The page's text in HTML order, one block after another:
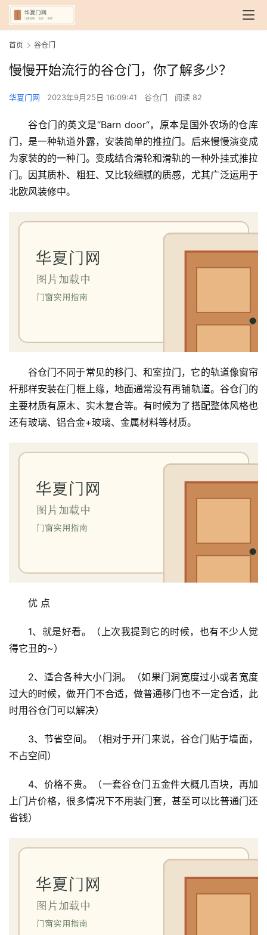
首页 谷仓门
慢慢开始流行的谷仓门，你了解多少？
华夏门网 2023年9月25日 16:09:41 谷仓门 阅读 82
谷仓门的英文是“Barn door“，原本是国外农场的仓库
门，是一种轨道外露，安装简单的推拉门。后来慢慢演变成
为家装的的一种门。变成结合滑轮和滑轨的一种外挂式推拉
门。因其质朴、粗狂、又比较细腻的质感，尤其广泛运用于
北欧风装修中。
谷仓门不同于常见的移门、和室拉门，它的轨道像窗帘
杆那样安装在门框上缘，地面通常没有再铺轨道。谷仓门的
主要材质有原木、实木复合等。有时候为了搭配整体风格也
还有玻璃、铝合金+玻璃、金属材料等材质。
优 点
1、就是好看。（上次我提到它的时候，也有不少人觉
得它丑的~）
2、适合各种大小门洞。（如果门洞宽度过小或者宽度
过大的时候，做开门不合适，做普通移门也不一定合适，此
时用谷仓门可以解决）
3、节省空间。（相对于开门来说，谷仓门贴于墙面，
不占空间）
4、价格不贵。（一套谷仓门五金件大概几百块，再加
上门片价格，很多情况下不用装门套，甚至可以比普通门还
省钱）